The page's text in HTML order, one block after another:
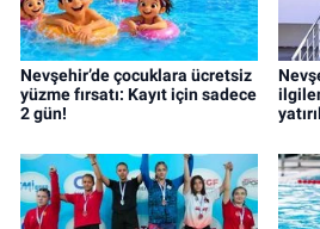
Nevşehir’de çocuklara ücretsiz
yüzme fırsatı: Kayıt için sadece
2 gün!